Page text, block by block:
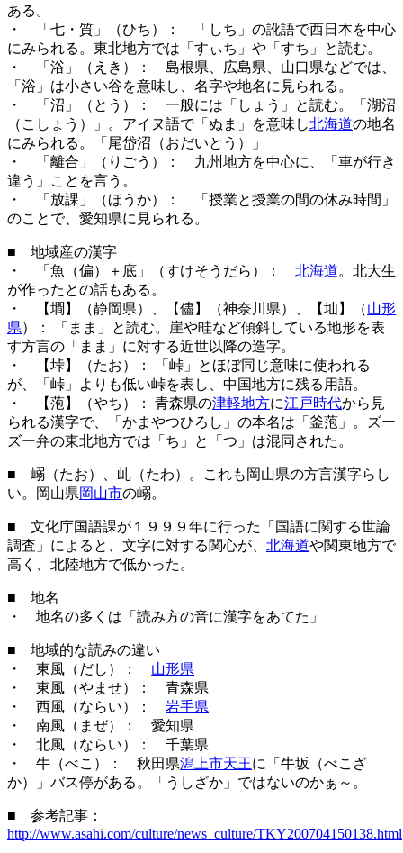
ある。
・ 「七・質」（ひち）： 「しち」の訛語で西日本を中心
にみられる。東北地方では「すぃち」や「すち」と読む。
・ 「浴」（えき）： 島根県、広島県、山口県などでは、
「浴」は小さい谷を意味し、名字や地名に見られる。
・ 「沼」（とう）： 一般には「しょう」と読む。「湖沼
（こしょう）」。アイヌ語で「ぬま」を意味し北海道の地名
にみられる。「尾岱沼（おだいとう）」
・ 「離合」（りごう）： 九州地方を中心に、「車が行き
違う」ことを言う。
・ 「放課」（ほうか）： 「授業と授業の間の休み時間」
のことで、愛知県に見られる。
■ 地域産の漢字
・ 「魚（偏）＋底」（すけそうだら）： 北海道。北大生
が作ったとの話もある。
・ 【墹】（静岡県）、【儘】（神奈川県）、【圸】（山形
県）： 「まま」と読む。崖や畦など傾斜している地形を表
す方言の「まま」に対する近世以降の造字。
・ 【垰】（たお）： 「峠」とほぼ同じ意味に使われる
が、「峠」よりも低い峠を表し、中国地方に残る用語。
・ 【萢】（やち）： 青森県の津軽地方に江戸時代から見
られる漢字で、「かまやつひろし」の本名は「釜萢」。ズー
ズー弁の東北地方では「ち」と「つ」は混同された。
■ 嵶（たお）、乢（たわ）。これも岡山県の方言漢字らし
い。岡山県岡山市の嵶。
■ 文化庁国語課が１９９９年に行った「国語に関する世論
調査」によると、文字に対する関心が、 北海道や関東地方で
高く、北陸地方で低かった。
■ 地名
・ 地名の多くは「読み方の音に漢字をあてた」
■ 地域的な読みの違い
・ 東風（だし）： 山形県
・ 東風（やませ）： 青森県
・ 西風（ならい）： 岩手県
・ 南風（まぜ）： 愛知県
・ 北風（ならい）： 千葉県
・ 牛（べこ）： 秋田県潟上市天王に「牛坂（べこざ
か）」バス停がある。「うしざか」ではないのかぁ～。
■ 参考記事：
http://www.asahi.com/culture/news_culture/TKY200704150138.html